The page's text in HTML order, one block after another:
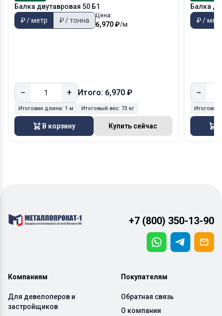
Балка двутавровая 50 Б1
₽ / метр
₽ / тонна
Цена:
6,970 ₽/м
− + Итого: 6,970 ₽
Итоговая длина: 1 м Итоговый вес: 73 кг
В корзину Купить сейчас
Балка
₽ /
−
+7 (800) 350-13-90
Компаниям
Для девелоперов и
застройщиков
Покупателям
Обратная связь
О компании